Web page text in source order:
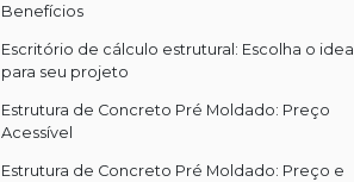
Benefícios
Escritório de cálculo estrutural: Escolha o ideal
para seu projeto
Estrutura de Concreto Pré Moldado: Preço
Acessível
Estrutura de Concreto Pré Moldado: Preço e